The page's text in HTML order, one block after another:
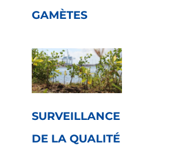
GAMÈTES
SURVEILLANCE
DE LA QUALITÉ